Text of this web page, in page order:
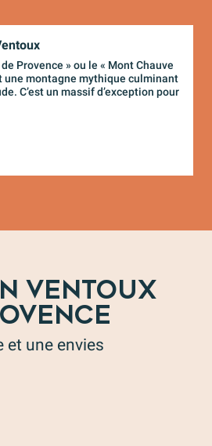
Provence » ou le « Mont Chauve
une montagne mythique culminant
C’est un massif d’exception pour
VENTOUX
et une envies